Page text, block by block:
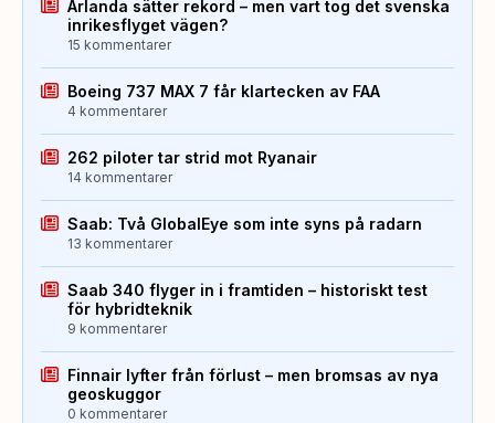
Arlanda sätter rekord – men vart tog det svenska
inrikesflyget vägen?
15 kommentarer
Boeing 737 MAX 7 får klartecken av FAA
4 kommentarer
262 piloter tar strid mot Ryanair
14 kommentarer
Saab: Två GlobalEye som inte syns på radarn
13 kommentarer
Saab 340 flyger in i framtiden – historiskt test
för hybridteknik
9 kommentarer
Finnair lyfter från förlust – men bromsas av nya
geoskuggor
0 kommentarer